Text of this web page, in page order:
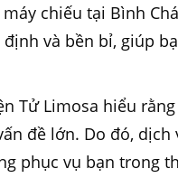
chiếu tại Bình
và bền bỉ, giúp
Tử Limosa hiểu
đề lớn. Do đó,
phục vụ bạn trong